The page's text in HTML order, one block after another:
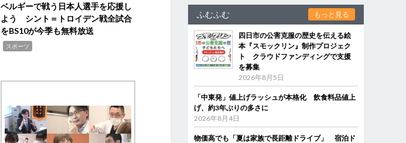
ベルギーで戦う日本人選手を応援し
よう シント＝トロイデン戦全試合
をBS10が今季も無料放送
スポーツ
ふむふむ もっと見る
四日市の公害克服の歴史を伝える絵
本『スモックリン』制作プロジェク
ト クラウドファンディングで支援
を募集
2026年8月5日
「中東発」値上げラッシュが本格化 飲食料品値上
げ、約3年ぶりの多さに
2026年8月4日
物価高でも「夏は家族で長距離ドライブ」 宿泊ド